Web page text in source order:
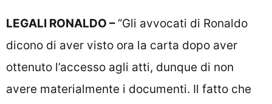
LEGALI RONALDO – “Gli avvocati di Ronaldo
dicono di aver visto ora la carta dopo aver
ottenuto l’accesso agli atti, dunque di non
avere materialmente i documenti. Il fatto che